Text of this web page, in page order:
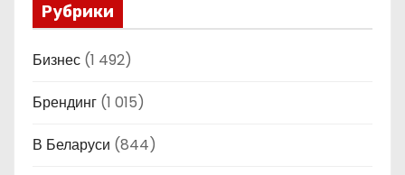
Рубрики
Бизнес (1 492)
Брендинг (1 015)
В Беларуси (844)